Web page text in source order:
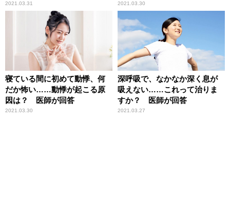
2021.03.31 2021.03.30
寝ている間に初めて動悸、何
だか怖い……動悸が起こる原
因は？ 医師が回答
2021.03.30
深呼吸で、なかなか深く息が
吸えない……これって治りま
すか？ 医師が回答
2021.03.27